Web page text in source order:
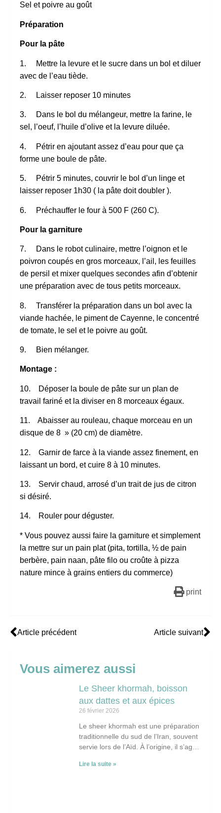
Sel et poivre au goût
Préparation
Pour la pâte
1. Mettre la levure et le sucre dans un bol et diluer
avec de l’eau tiède.
2. Laisser reposer 10 minutes
3. Dans le bol du mélangeur, mettre la farine, le
sel, l’oeuf, l’huile d’olive et la levure diluée.
4. Pétrir en ajoutant assez d’eau pour que ça
forme une boule de pâte.
5. Pétrir 5 minutes, couvrir le bol d’un linge et
laisser reposer 1h30 ( la pâte doit doubler ).
6. Préchauffer le four à 500 F (260 C).
Pour la garniture
7. Dans le robot culinaire, mettre l’oignon et le
poivron coupés en gros morceaux, l’ail, les feuilles
de persil et mixer quelques secondes afin d’obtenir
une préparation avec de tous petits morceaux.
8. Transférer la préparation dans un bol avec la
viande hachée, le piment de Cayenne, le concentré
de tomate, le sel et le poivre au goût.
9. Bien mélanger.
Montage :
10. Déposer la boule de pâte sur un plan de
travail fariné et la diviser en 8 morceaux égaux.
11. Abaisser au rouleau, chaque morceau en un
disque de 8 » (20 cm) de diamètre.
12. Garnir de farce à la viande assez finement, en
laissant un bord, et cuire 8 à 10 minutes.
13. Servir chaud, arrosé d’un trait de jus de citron
si désiré.
14. Rouler pour déguster.
* Vous pouvez aussi faire la garniture et simplement
la mettre sur un pain plat (pita, tortilla, ½ de pain
berbère, pain naan, pâte filo ou croûte à pizza
nature mince à grains entiers du commerce)
print
Article précédent Article suivant
Vous aimerez aussi
Le Sheer khormah, boisson
aux dattes et aux épices ​
26 février 2026
Le sheer khormah est une préparation
traditionnelle du sud de l’Iran, souvent
servie lors de l’Aïd. À l’origine, il s’agit
Lire la suite »